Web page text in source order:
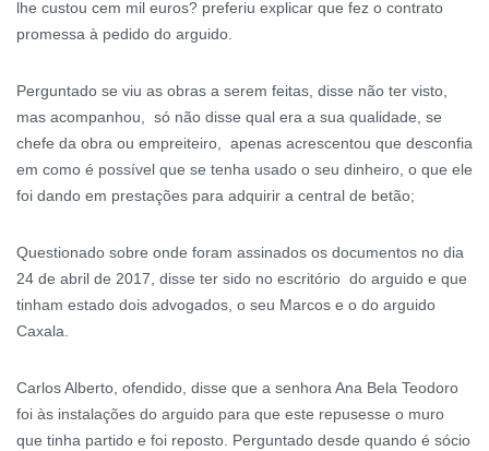
lhe custou cem mil euros? preferiu explicar que fez o contrato
promessa à pedido do arguido.
Perguntado se viu as obras a serem feitas, disse não ter visto,
mas acompanhou, só não disse qual era a sua qualidade, se
chefe da obra ou empreiteiro, apenas acrescentou que desconfia
em como é possível que se tenha usado o seu dinheiro, o que ele
foi dando em prestações para adquirir a central de betão;
Questionado sobre onde foram assinados os documentos no dia
24 de abril de 2017, disse ter sido no escritório do arguido e que
tinham estado dois advogados, o seu Marcos e o do arguido
Caxala.
Carlos Alberto, ofendido, disse que a senhora Ana Bela Teodoro
foi às instalações do arguido para que este repusesse o muro
que tinha partido e foi reposto. Perguntado desde quando é sócio